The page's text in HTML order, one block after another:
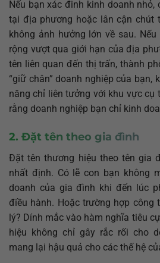
Nếu bạn xác đinh kinh doanh
tại địa phương hoặc lân cận chút
không ảnh hưởng lớn về sau.
rộng vượt qua giới hạn của địa
tên liên quan đến thị trấn, thành
“giữ chân” doanh nghiệp của bạn,
năng chỉ liên tưởng với khu vực cụ
rằng doanh nghiệp bạn chỉ kinh
2. Đặt tên theo gia đình
Đặt tên thương hiệu theo tên gia
nhất định. Có lẽ con bạn không
doanh của gia đình khi đến lúc
điều hành. Hoặc trường hợp công
lý? Dính mắc vào hàm nghĩa tiêu
hiệu không chỉ gây rắc rối cho
mang lại hậu quả cho các thế hệ